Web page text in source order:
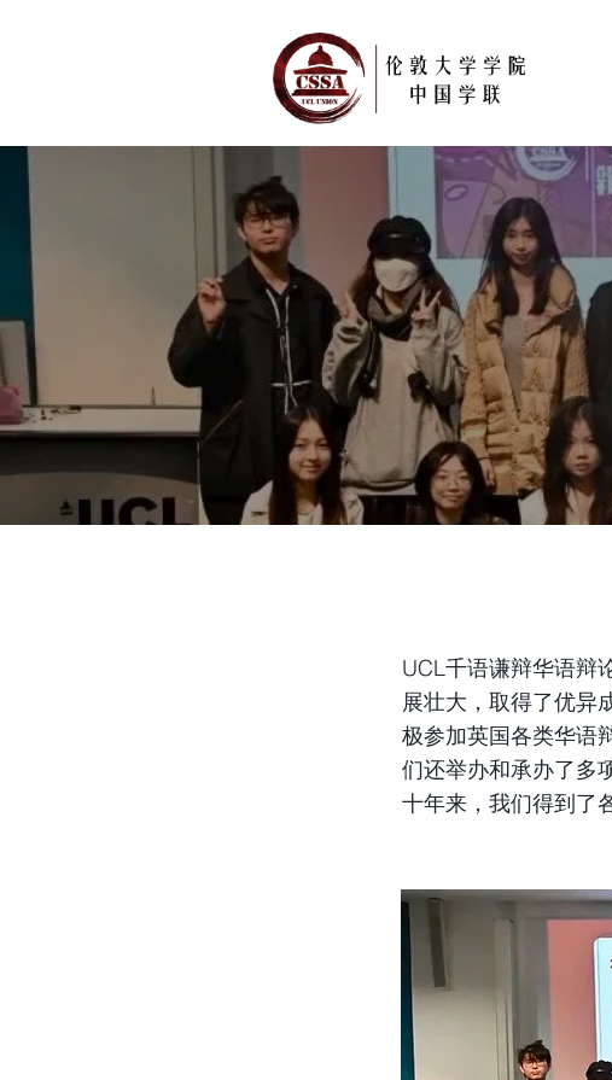
UCL千语谦辩华语辩
展壮大，取得了优异
极参加英国各类华语
们还举办和承办了多
十年来，我们得到了